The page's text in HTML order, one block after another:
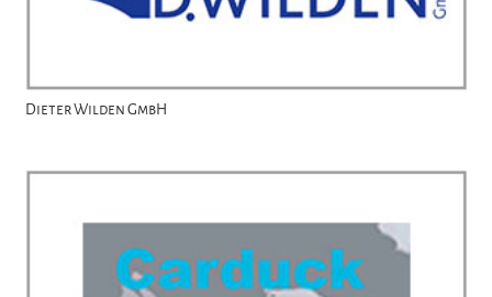
Dieter Wilden GmbH